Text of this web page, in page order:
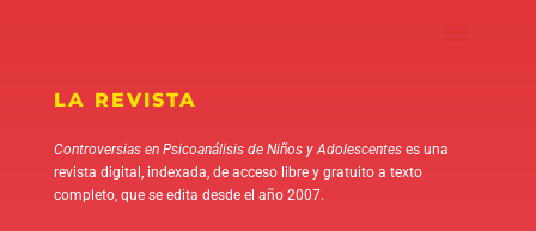
LA REVISTA
Controversias en Psicoanálisis de Niños y Adolescenteses una
revista digital, indexada, de acceso libre y gratuito a texto
completo, que se edita desde el año 2007.